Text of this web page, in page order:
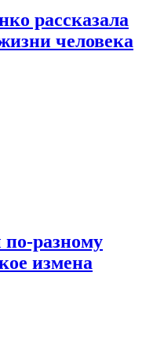
рассказала
человека
разному
измена